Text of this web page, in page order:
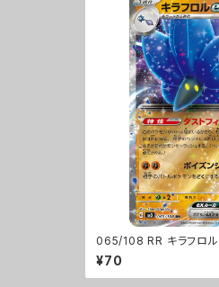
065/108 RR キラフロル
¥70